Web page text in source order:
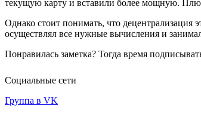
текущую карту и вставили более мощную.
Однако стоит понимать, что
осуществлял все нужные вычисления и
Понравилась заметка? Тогда время
Социальные сети
Группа в VK